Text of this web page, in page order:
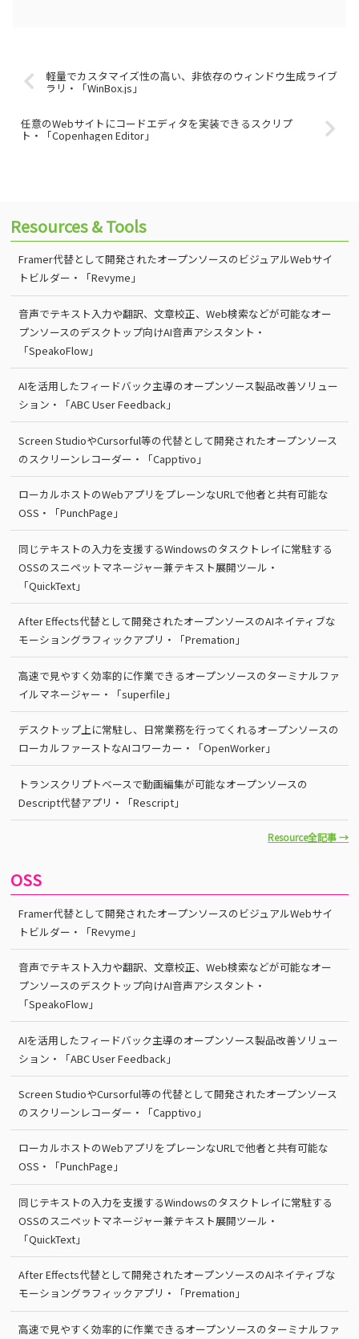
軽量でカスタマイズ性の高い、非依存のウィンドウ生成ライブ
ラリ・「WinBox.js」
任意のWebサイトにコードエディタを実装できるスクリプ
ト・「Copenhagen Editor」
Resources & Tools
Framer代替として開発されたオープンソースのビジュアルWebサイ
トビルダー・「Revyme」
音声でテキスト入力や翻訳、文章校正、Web検索などが可能なオー
プンソースのデスクトップ向けAI音声アシスタント・
「SpeakoFlow」
AIを活用したフィードバック主導のオープンソース製品改善ソリュー
ション・「ABC User Feedback」
Screen StudioやCursorful等の代替として開発されたオープンソース
のスクリーンレコーダー・「Capptivo」
ローカルホストのWebアプリをプレーンなURLで他者と共有可能な
OSS・「PunchPage」
同じテキストの入力を支援するWindowsのタスクトレイに常駐する
OSSのスニペットマネージャー兼テキスト展開ツール・
「QuickText」
After Effects代替として開発されたオープンソースのAIネイティブな
モーショングラフィックアプリ・「Premation」
高速で見やすく効率的に作業できるオープンソースのターミナルファ
イルマネージャー・「superfile」
デスクトップ上に常駐し、日常業務を行ってくれるオープンソースの
ローカルファーストなAIコワーカー・「OpenWorker」
トランスクリプトベースで動画編集が可能なオープンソースの
Descript代替アプリ・「Rescript」
Resource全記事 →
OSS
Framer代替として開発されたオープンソースのビジュアルWebサイ
トビルダー・「Revyme」
音声でテキスト入力や翻訳、文章校正、Web検索などが可能なオー
プンソースのデスクトップ向けAI音声アシスタント・
「SpeakoFlow」
AIを活用したフィードバック主導のオープンソース製品改善ソリュー
ション・「ABC User Feedback」
Screen StudioやCursorful等の代替として開発されたオープンソース
のスクリーンレコーダー・「Capptivo」
ローカルホストのWebアプリをプレーンなURLで他者と共有可能な
OSS・「PunchPage」
同じテキストの入力を支援するWindowsのタスクトレイに常駐する
OSSのスニペットマネージャー兼テキスト展開ツール・
「QuickText」
After Effects代替として開発されたオープンソースのAIネイティブな
モーショングラフィックアプリ・「Premation」
高速で見やすく効率的に作業できるオープンソースのターミナルファ